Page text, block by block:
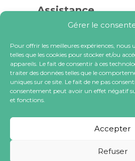
Gérer le
Pour offrir les meilleures expériences, nous
telles que les cookies pour stocker et/ou
appareils. Le fait de consentir à ces
traiter des données telles que le
uniques sur ce site. Le fait de ne pas
consentement peut avoir un effet négatif
et fonctions.
Accepter
Refuser
Assistance
Contactez-nous
FAQ
Blog
Contactez-nous
(+33) 0806 079 112